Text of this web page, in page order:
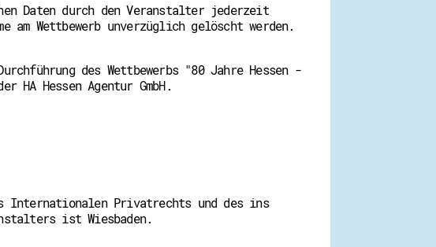
Daten durch den Veranstalter jederzeit
am Wettbewerb unverzüglich gelöscht werden.
des Wettbewerbs "80 Jahre Hessen -
HA Hessen Agentur GmbH.
Internationalen Privatrechts und des ins
ist Wiesbaden.